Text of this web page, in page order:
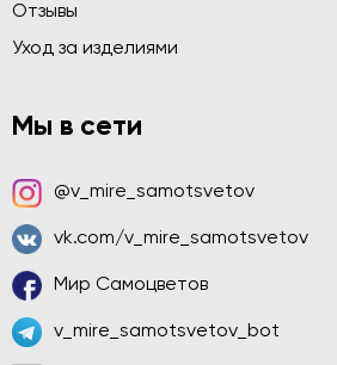
Отзывы
Уход за изделиями
Мы в сети
@v_mire_samotsvetov
vk.com/v_mire_samotsvetov
Мир Самоцветов
v_mire_samotsvetov_bot